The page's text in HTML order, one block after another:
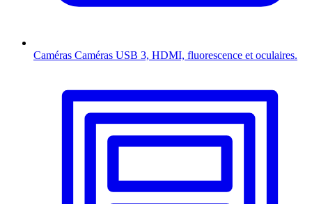
Caméras Caméras USB 3, HDMI, fluorescence et oculaires.